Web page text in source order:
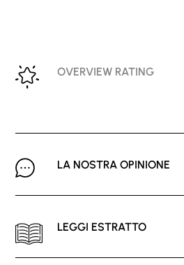
OVERVIEW RATING
LA NOSTRA OPINIONE
LEGGI ESTRATTO